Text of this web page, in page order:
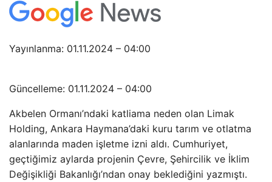
Yayınlanma: 01.11.2024 – 04:00
Güncelleme: 01.11.2024 – 04:00
Akbelen Ormanı’ndaki katliama neden olan Limak
Holding, Ankara Haymana’daki kuru tarım ve otlatma
alanlarında maden işletme izni aldı. Cumhuriyet,
geçtiğimiz aylarda projenin Çevre, Şehircilik ve İklim
Değişikliği Bakanlığı’ndan onay beklediğini yazmıştı.